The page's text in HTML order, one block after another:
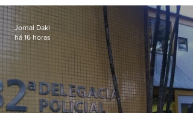
Jornal Daki
há 16 horas